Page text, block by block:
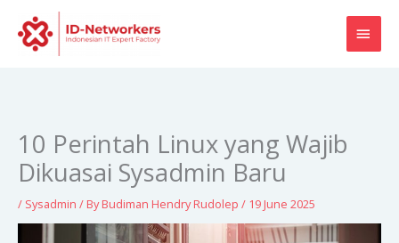
content
10 Perintah Linux yang Wajib
Dikuasai Sysadmin Baru
/ Sysadmin / ByBudiman Hendry Rudolep / 19 June 2025